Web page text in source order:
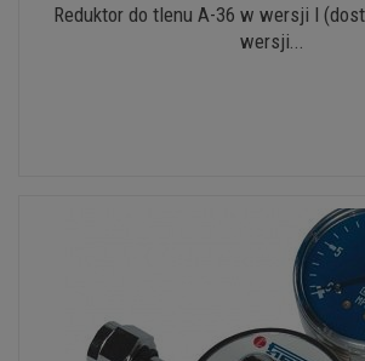
Reduktor do tlenu A-36 w wersji I
wersji...